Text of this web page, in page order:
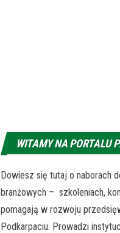
WITAMY NA PORTALU
Dowiesz się tutaj o naborach
branżowych – szkoleniach,
pomagają w rozwoju
Podkarpaciu. Prowadzi